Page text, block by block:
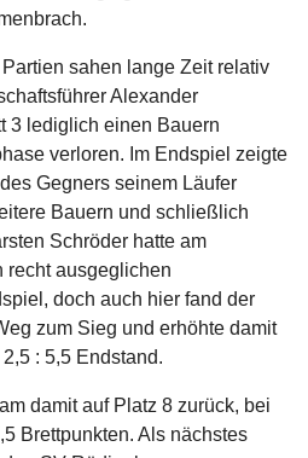
sahen lange Zeit relativ
Alexander
3 lediglich einen Bauern
verloren. Im Endspiel zeigte
Gegners seinem Läufer
Bauern und schließlich
Schröder hatte am
recht ausgeglichen
doch auch hier fand der
zum Sieg und erhöhte damit
: 5,5 Endstand.
damit auf Platz 8 zurück, bei
Brettpunkten. Als nächstes